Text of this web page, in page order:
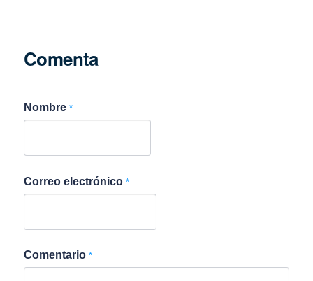
Comenta
Nombre *
Correo electrónico *
Comentario *